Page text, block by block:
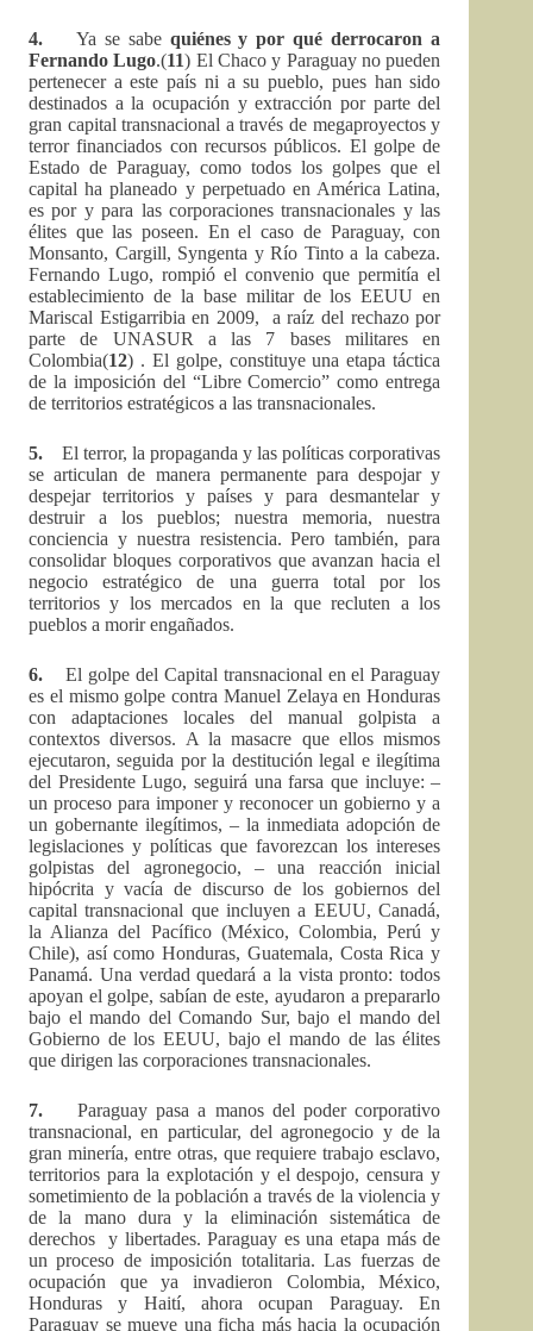
4. Ya se sabe quiénes y por qué derrocaron a
Fernando Lugo.(11) El Chaco y Paraguay no pueden
pertenecer a este país ni a su pueblo, pues han sido
destinados a la ocupación y extracción por parte del
gran capital transnacional a través de megaproyectos y
terror financiados con recursos públicos. El golpe de
Estado de Paraguay, como todos los golpes que el
capital ha planeado y perpetuado en América Latina,
es por y para las corporaciones transnacionales y las
élites que las poseen. En el caso de Paraguay, con
Monsanto, Cargill, Syngenta y Río Tinto a la cabeza.
Fernando Lugo, rompió el convenio que permitía el
establecimiento de la base militar de los EEUU en
Mariscal Estigarribia en 2009, a raíz del rechazo por
parte de UNASUR a las 7 bases militares en
Colombia(12) . El golpe, constituye una etapa táctica
de la imposición del “Libre Comercio” como entrega
de territorios estratégicos a las transnacionales.
5. El terror, la propaganda y las políticas corporativas
se articulan de manera permanente para despojar y
despejar territorios y países y para desmantelar y
destruir a los pueblos; nuestra memoria, nuestra
conciencia y nuestra resistencia. Pero también, para
consolidar bloques corporativos que avanzan hacia el
negocio estratégico de una guerra total por los
territorios y los mercados en la que recluten a los
pueblos a morir engañados.
6. El golpe del Capital transnacional en el Paraguay
es el mismo golpe contra Manuel Zelaya en Honduras
con adaptaciones locales del manual golpista a
contextos diversos. A la masacre que ellos mismos
ejecutaron, seguida por la destitución legal e ilegítima
del Presidente Lugo, seguirá una farsa que incluye: –
un proceso para imponer y reconocer un gobierno y a
un gobernante ilegítimos, – la inmediata adopción de
legislaciones y políticas que favorezcan los intereses
golpistas del agronegocio, – una reacción inicial
hipócrita y vacía de discurso de los gobiernos del
capital transnacional que incluyen a EEUU, Canadá,
la Alianza del Pacífico (México, Colombia, Perú y
Chile), así como Honduras, Guatemala, Costa Rica y
Panamá. Una verdad quedará a la vista pronto: todos
apoyan el golpe, sabían de este, ayudaron a prepararlo
bajo el mando del Comando Sur, bajo el mando del
Gobierno de los EEUU, bajo el mando de las élites
que dirigen las corporaciones transnacionales.
7. Paraguay pasa a manos del poder corporativo
transnacional, en particular, del agronegocio y de la
gran minería, entre otras, que requiere trabajo esclavo,
territorios para la explotación y el despojo, censura y
sometimiento de la población a través de la violencia y
de la mano dura y la eliminación sistemática de
derechos y libertades. Paraguay es una etapa más de
un proceso de imposición totalitaria. Las fuerzas de
ocupación que ya invadieron Colombia, México,
Honduras y Haití, ahora ocupan Paraguay. En
Paraguay se mueve una ficha más hacia la ocupación